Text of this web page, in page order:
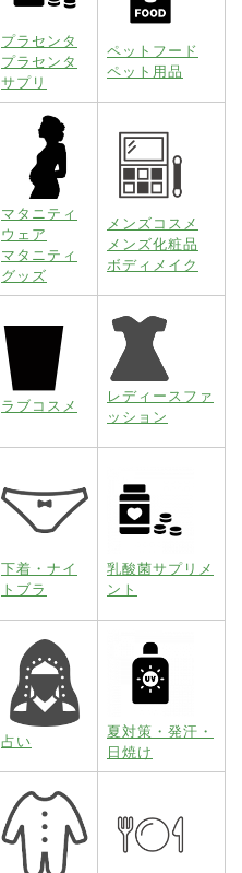
プラセンタ
プラセンタ
サプリ
ペットフード
ペット用品
マタニティ
ウェア
マタニティ
グッズ
メンズコスメ
メンズ化粧品
ボディメイク
ラブコスメ
レディースファ
ッション
下着・ナイ
トブラ
乳酸菌サプリメ
ント
占い
夏対策・発汗・
日焼け